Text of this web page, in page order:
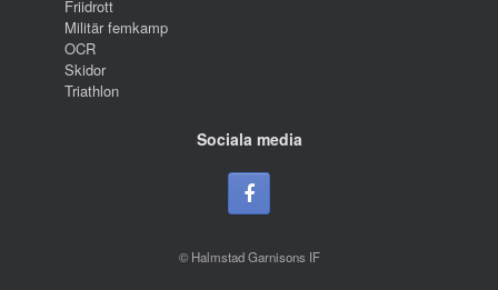
Friidrott
Militär femkamp
OCR
Skidor
Triathlon
Sociala media
© Halmstad Garnisons IF